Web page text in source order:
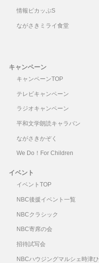
情報ピカッぷS
ながさきミライ食堂
キャンペーン
キャンペーンTOP
テレビキャンペーン
ラジオキャンペーン
平和文学朗読キャラバン
ながさきかぞく
We Do！For Children
イベント
イベントTOP
NBC後援イベント一覧
NBCクラシック
NBC寄席の会
招待試写会
NBCハウジングマルシェ時津ひ